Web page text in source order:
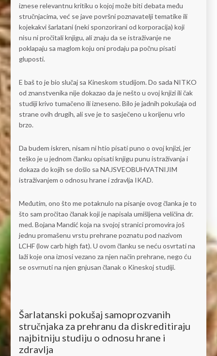
iznese relevantnu kritiku o kojoj može biti debata među
stručnjacima, već se jave površni poznavatelji tematike ili
kojekakvi šarlatani (neki sponzorirani od korporacija) koji
nisu ni pročitali knjigu, ali znaju da se istraživanje ne
poklapaju sa maglom koju oni prodaju pa počnu pisati
gluposti.
E baš to je bio slučaj sa Kineskom studijom. Do sada NITKO
od znanstvenika nije dokazao da je nešto u ovoj knjizi ili čak
studiji krivo tumačeno ili izneseno. Bilo je jadnih pokušaja od
strane ovih drugih, ali sve je to sasječeno u korijenu vrlo
brzo.
Da budem iskren, nisam ni htio pisati puno o ovoj knjizi, jer
teško je u jednom članku opisati knjigu punu istraživanja i
dokaza do kojih se došlo sa NAJSVEOBUHVATNIJIM
istraživanjem o odnosu hrane i zdravlja IKAD.
Međutim, ono što me potaknulo na pisanje ovog članka je to
što sam pročitao članak koji je napisala umišljena veličina dr.
med. Bojana Mandić koja na svojoj stranici promovira još
jednu promašenu vrstu prehrane poznatu pod nazivom
LCHF (low carb high fat). U ovom članku se neću osvrtati na
laži koje ona iznosi vezano za njen način prehrane, nego ću
se osvrnuti na njen gnjusan članak o Kineskoj studiji.
Šarlatanski pokušaj samoprozvanih
stručnjaka za prehranu da diskreditiraju
najbitniju studiju o odnosu hrane i
zdravlja